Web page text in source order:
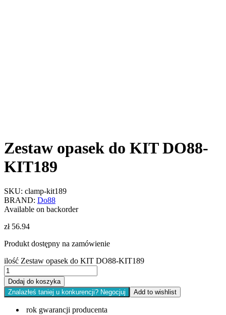
Zestaw opasek do KIT DO88-
KIT189
SKU: clamp-kit189
BRAND: Do88
Available on backorder
zł56.94
Produkt dostępny na zamówienie
ilość Zestaw opasek do KIT DO88-KIT189
Dodaj do koszyka
Znalazłeś taniej u konkurencji? Negocjuj
Add to wishlist
rok gwarancji producenta